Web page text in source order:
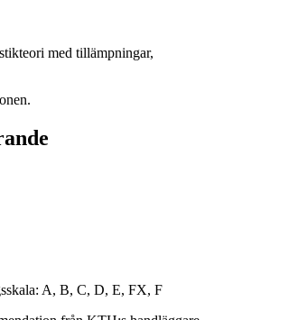
med tillämpningar,
A, B, C, D, E, FX, F